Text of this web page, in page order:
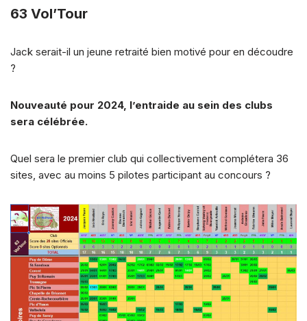
63 Vol’Tour
Jack serait-il un jeune retraité bien motivé pour en découdre
?
Nouveauté pour 2024, l’entraide au sein des clubs
sera célébrée.
Quel sera le premier club qui collectivement complétera 36
sites, avec au moins 5 pilotes participant au concours ?